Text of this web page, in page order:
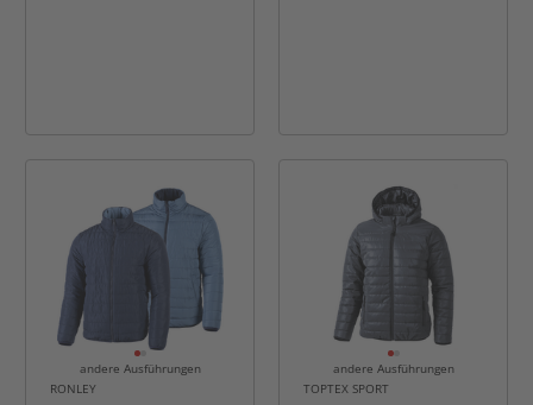
andere Ausführungen
RONLEY
andere Ausführungen
TOPTEX SPORT